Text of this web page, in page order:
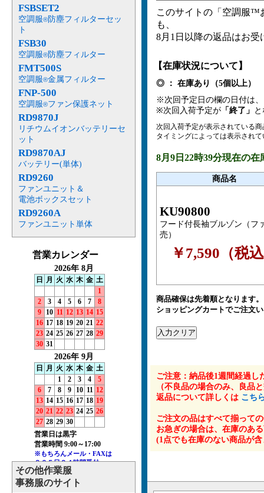
このサイトの「空調服™
も、
8月1日以降の返品はお
【在庫状況について】
◎ ： 在庫あり（5個以上）
※次回予定日の欄の日付は
※次回入荷予定が 「終了」
次回入荷予定が表示されている
タイミングによっては表示され
8月9日22時39分現在の在
商品名
KU90800
フード付長袖ブルゾン（フ
売）
￥7,590（税
商品確保は先着順となります。
ショッピングカートでご注文
ご注意：納品後1週間経過し
（不良品の場合のみ、良品
返品について詳しくは こち
ご注文の品はすべて揃って
お急ぎの場合は、在庫のあ
(1点でも在庫のない商品が
FSBSET2
空調服®防塵フィルターセッ
ト
FSB30
空調服®防塵フィルター
FMT500S
空調服®金属フィルター
FNP-500
空調服®ファン保護ネット
RD9870J
リチウムイオンバッテリーセ
ット
RD9870AJ
バッテリー(単体)
RD9260
ファンユニット＆
電池ボックスセット
RD9260A
ファンユニット単体
その他作業服
事務服のサイト